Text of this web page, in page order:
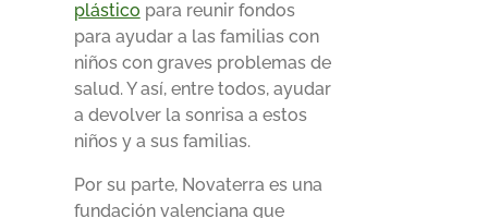
plástico para reunir fondos
para ayudar a las familias con
niños con graves problemas de
salud. Y así, entre todos, ayudar
a devolver la sonrisa a estos
niños y a sus familias.
Por su parte, Novaterra es una
fundación valenciana que